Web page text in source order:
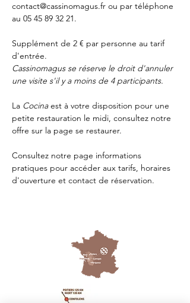
contact@cassinomagus.fr ou par téléphone
au 05 45 89 32 21.
Supplément de 2 € par personne au tarif
d'entrée.
Cassinomagus se réserve le droit d'annuler
une visite s'il y a moins de 4 participants.
La Cocina est à votre disposition pour une
petite restauration le midi, consultez notre
offre sur la page se restaurer.
Consultez notre page informations
pratiques pour accéder aux tarifs, horaires
d'ouverture et contact de réservation.